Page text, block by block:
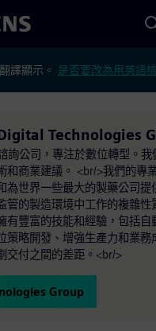
譯顯示。 是否要改為用英語
Digital Technologies
詢公司，專注於數位轉型。
和商業建議。 <br/>我們的專
為世界一些最大的製藥公司提
管的製造環境中工作的複雜性
有豐富的技能和經驗，包括自
策略開發、增強生產力和業務
交付之間的差距。<br/>
Group